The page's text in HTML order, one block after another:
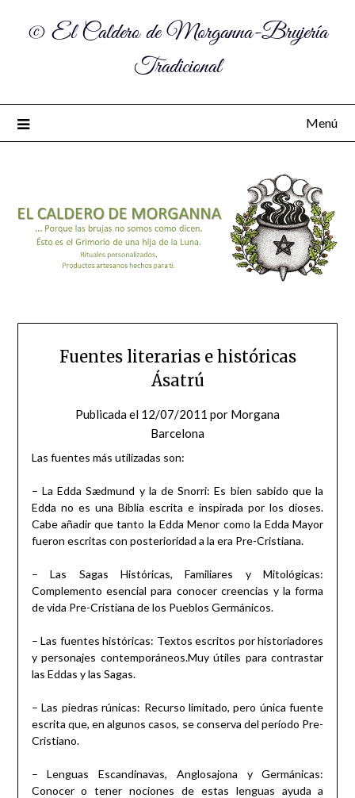
© El Caldero de Morganna-Brujería
Tradicional
Menú
Fuentes literarias e históricas
Ásatrú
Publicada el 12/07/2011 por Morgana
Barcelona
Las fuentes más utilizadas son:
– La Edda Sædmund y la de Snorri: Es bien sabido que la
Edda no es una Biblia escrita e inspirada por los dioses.
Cabe añadir que tanto la Edda Menor como la Edda Mayor
fueron escritas con posterioridad a la era Pre-Cristiana.
– Las Sagas Históricas, Familiares y Mitológicas:
Complemento esencial para conocer creencias y la forma
de vida Pre-Cristiana de los Pueblos Germánicos.
– Las fuentes históricas: Textos escritos por historiadores
y personajes contemporáneos.Muy útiles para contrastar
las Eddas y las Sagas.
– Las piedras rúnicas: Recurso limitado, pero única fuente
escrita que, en algunos casos, se conserva del período Pre-
Cristiano.
– Lenguas Escandinavas, Anglosajona y Germánicas:
Conocer o tener nociones de estas lenguas ayuda a